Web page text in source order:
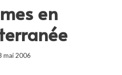
en
mai 2006